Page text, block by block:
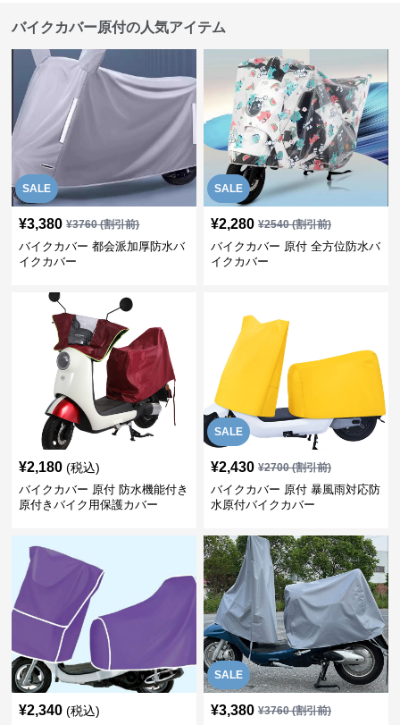
バイクカバー原付の人気アイテム
SALE
¥3,380 ¥3760(割引前)
バイクカバー 都会派加厚防水バ
イクカバー
SALE
¥2,280 ¥2540(割引前)
バイクカバー 原付 全方位防水バ
イクカバー
¥2,180 (税込)
バイクカバー 原付 防水機能付き
原付きバイク用保護カバー
SALE
¥2,430 ¥2700(割引前)
バイクカバー 原付 暴風雨対応防
水原付バイクカバー
¥2,340 (税込)
SALE
¥3,380 ¥3760(割引前)